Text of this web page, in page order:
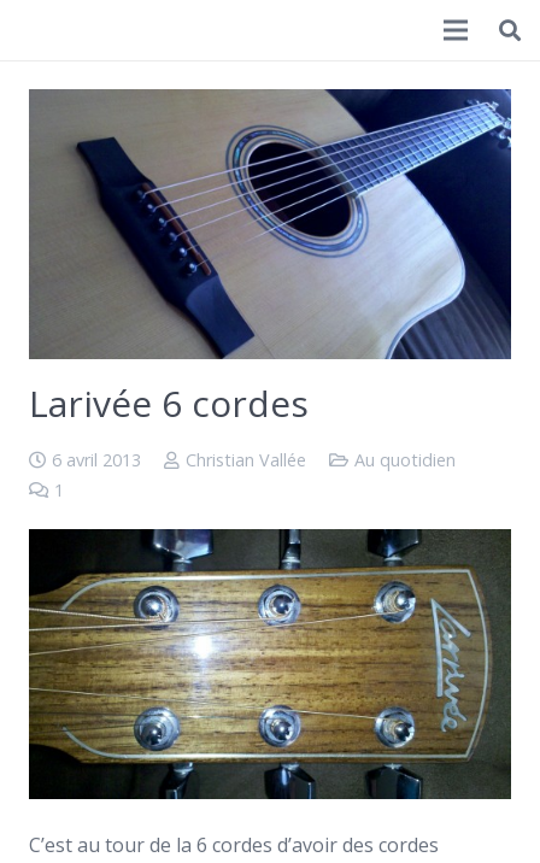
Larivée 6 cordes
6 avril 2013 Christian Vallée
Au quotidien
1
C’est au tour de la 6 cordes d’avoir des cordes